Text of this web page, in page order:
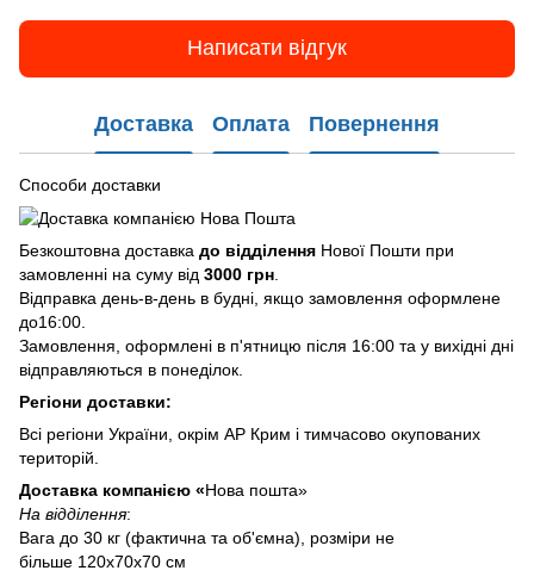
Написати відгук
Доставка Оплата Повернення
Способи доставки
Безкоштовна доставка до відділення Нової Пошти при
замовленні на суму від 3000 грн
Відправка день-в-день в будні, якщо замовлення оформлене
до16:00.
Замовлення, оформлені в п'ятницю після 16:00 та у вихідні дні
відправляються в понеділок.
Регіони доставки:
Всі регіони України, окрім АР Крим і тимчасово окупованих
територій.
Доставка компанією «Нова пошта»
На відділення:
Вага до 30 кг (фактична та об'ємна), розміри не
більше 120х70х70 см